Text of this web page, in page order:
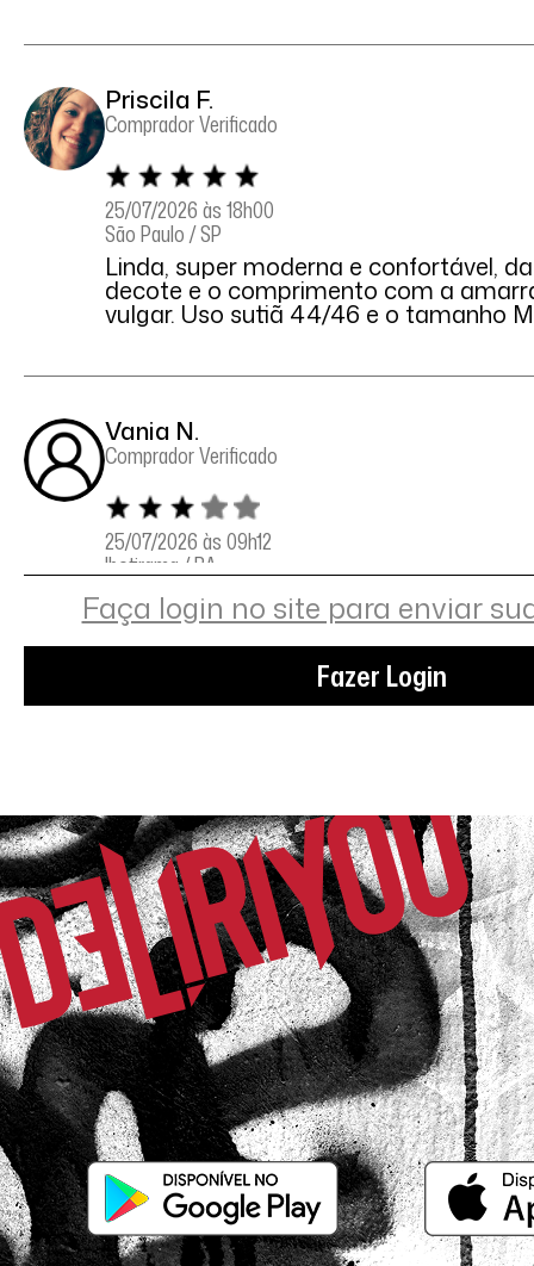
Priscila F.
Comprador Verificado
25/07/2026 às 18h00
São Paulo / SP
Linda, super moderna e confortável,
decote e o comprimento com a
vulgar. Uso sutiã 44/46 e o tamanho
Vania N.
Comprador Verificado
25/07/2026 às 09h12
Ibotirama / BA
Essa ficou grande, e solicitei a troca e
a atenção foi ótima.
07/07/2026 às 07h38
São Paulo / SP
Linda
Heloise de A.
Comprador Verificado
24/11/2024 às 09h36
São Paulo / SP
Muito estilosa,e essa cor é linda!!
Já tenho uma preta dessa....Uso
ficou perfeita...
Faça login no site para enviar
Fazer Login